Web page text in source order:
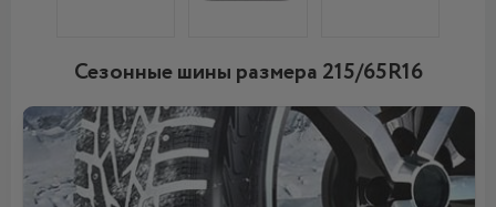
Сезонные шины размера 215/65R16